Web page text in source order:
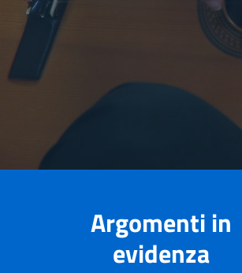
Argomenti in
evidenza